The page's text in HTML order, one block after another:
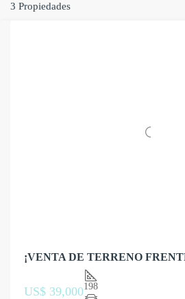
3 Propiedades
US$ 39,000198